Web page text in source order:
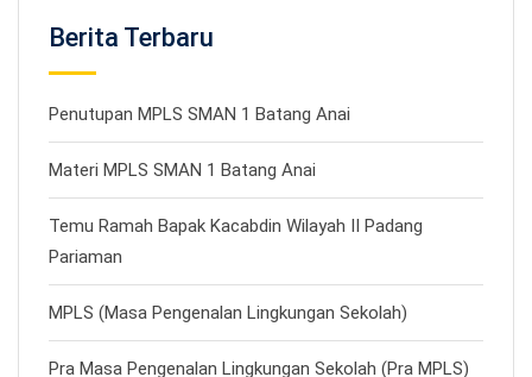
Berita Terbaru
Penutupan MPLS SMAN 1 Batang Anai
Materi MPLS SMAN 1 Batang Anai
Temu Ramah Bapak Kacabdin Wilayah II Padang
Pariaman
MPLS (Masa Pengenalan Lingkungan Sekolah)
Pra Masa Pengenalan Lingkungan Sekolah (Pra MPLS)